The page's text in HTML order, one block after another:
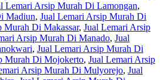
Lemari Arsip Murah Di Lamongan,
Madiun, Jual Lemari Arsip Murah Di
Murah Di Makassar, Jual Lemari Arsip
Arsip Murah Di Manado, Jual
, Jual Lemari Arsip Murah Di
Murah Di Mojokerto, Jual Lemari Arsip
Arsip Murah Di Mulyorejo, Jual